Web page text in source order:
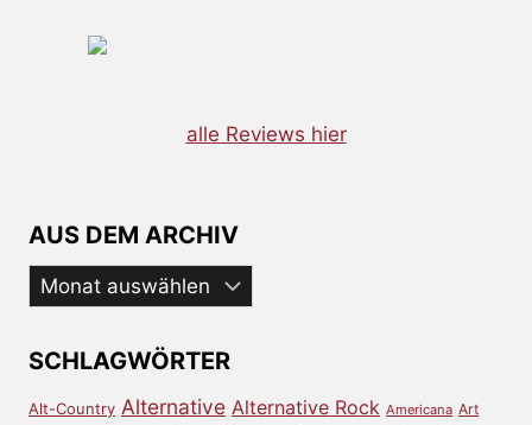
alle Reviews hier
AUS DEM ARCHIV
Aus
dem
SCHLAGWÖRTER
Alt-Country Alternative Alternative Rock Americana Art